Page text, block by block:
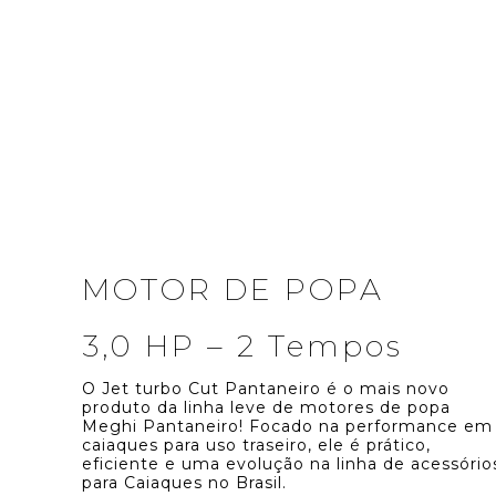
MOTOR DE POPA
3,0 HP – 2 Tempos
O Jet turbo Cut Pantaneiro é o mais novo
produto da linha leve de motores de popa
Meghi Pantaneiro! Focado na performance em
caiaques para uso traseiro, ele é prático,
eficiente e uma evolução na linha de
para Caiaques no Brasil.